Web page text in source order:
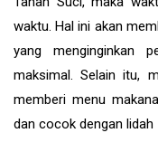
waktu. Hal ini akan
yang menginginkan
maksimal. Selain itu,
memberi menu
dan cocok dengan lidah